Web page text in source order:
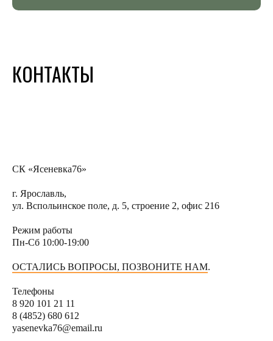
КОНТАКТЫ
СК «Ясеневка76»
г. Ярославль,
ул. Вспольинское поле, д. 5, строение 2, офис 216
Режим работы
Пн-Сб 10:00-19:00
ОСТАЛИСЬ ВОПРОСЫ, ПОЗВОНИТЕ НАМ.
Телефоны
8 920 101 21 11
8 (4852) 680 612
yasenevka76@email.ru